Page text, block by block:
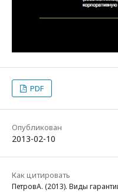
PDF
Опубликован
2013-02-10
Как цитировать
ПетровА. (2013). Виды